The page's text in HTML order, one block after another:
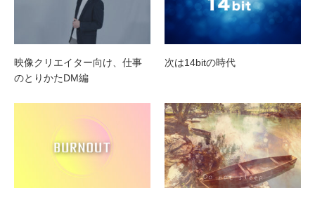
映像クリエイター向け、仕事
のとりかたDM編
次は14bitの時代